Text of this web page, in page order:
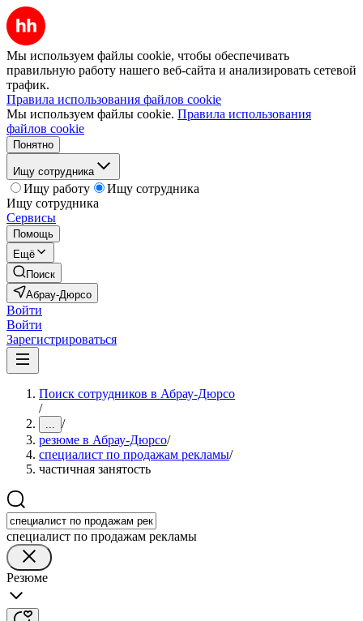
Мы используем файлы cookie, чтобы обеспечивать
правильную работу нашего веб-сайта и анализировать сетевой
трафик.
Правила использования файлов cookie
Мы используем файлы cookie. Правила использования
файлов cookie
Понятно
Ищу сотрудника
Ищу работу
Ищу сотрудника
Ищу сотрудника
Сервисы
Помощь
Ещё
Поиск
Абрау-Дюрсо
Войти
Войти
Зарегистрироваться
Поиск сотрудников в Абрау-Дюрсо
/
... /
резюме в Абрау-Дюрсо/
специалист по продажам рекламы/
частичная занятость
специалист по продажам рекламы
Резюме